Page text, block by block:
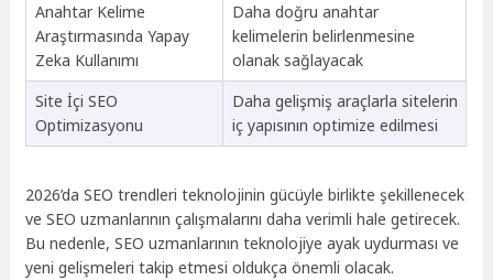
Anahtar Kelime
Araştırmasında Yapay
Zeka Kullanımı
Daha doğru anahtar
kelimelerin belirlenmesine
olanak sağlayacak
Site İçi SEO
Optimizasyonu
Daha gelişmiş araçlarla sitelerin
iç yapısının optimize edilmesi
2026’da SEO trendleri teknolojinin gücüyle birlikte şekillenecek
ve SEO uzmanlarının çalışmalarını daha verimli hale getirecek.
Bu nedenle, SEO uzmanlarının teknolojiye ayak uydurması ve
yeni gelişmeleri takip etmesi oldukça önemli olacak.